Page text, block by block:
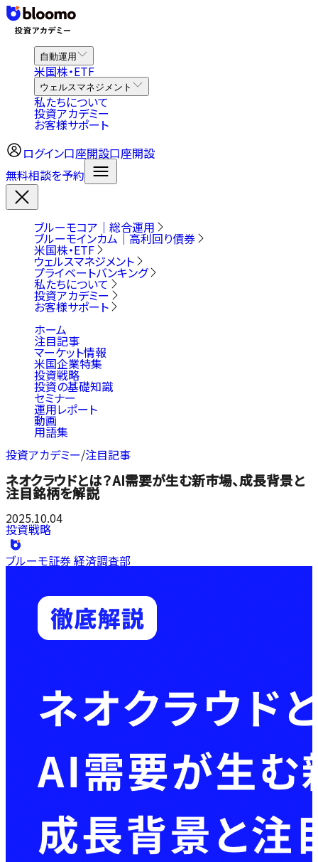
自動運用
米国株・ETF
ウェルスマネジメント
私たちについて
投資アカデミー
お客様サポート
ログイン口座開設口座開設
無料相談を予約
ブルーモコア｜総合運用
ブルーモインカム｜高利回り債券
米国株・ETF
ウェルスマネジメント
プライベートバンキング
私たちについて
投資アカデミー
お客様サポート
ホーム
注目記事
マーケット情報
米国企業特集
投資戦略
投資の基礎知識
セミナー
運用レポート
動画
用語集
投資アカデミー/注目記事
ネオクラウドとは？AI需要が生む新市場、成長背景と
注目銘柄を解説
2025.10.04
投資戦略
ブルーモ証券 経済調査部